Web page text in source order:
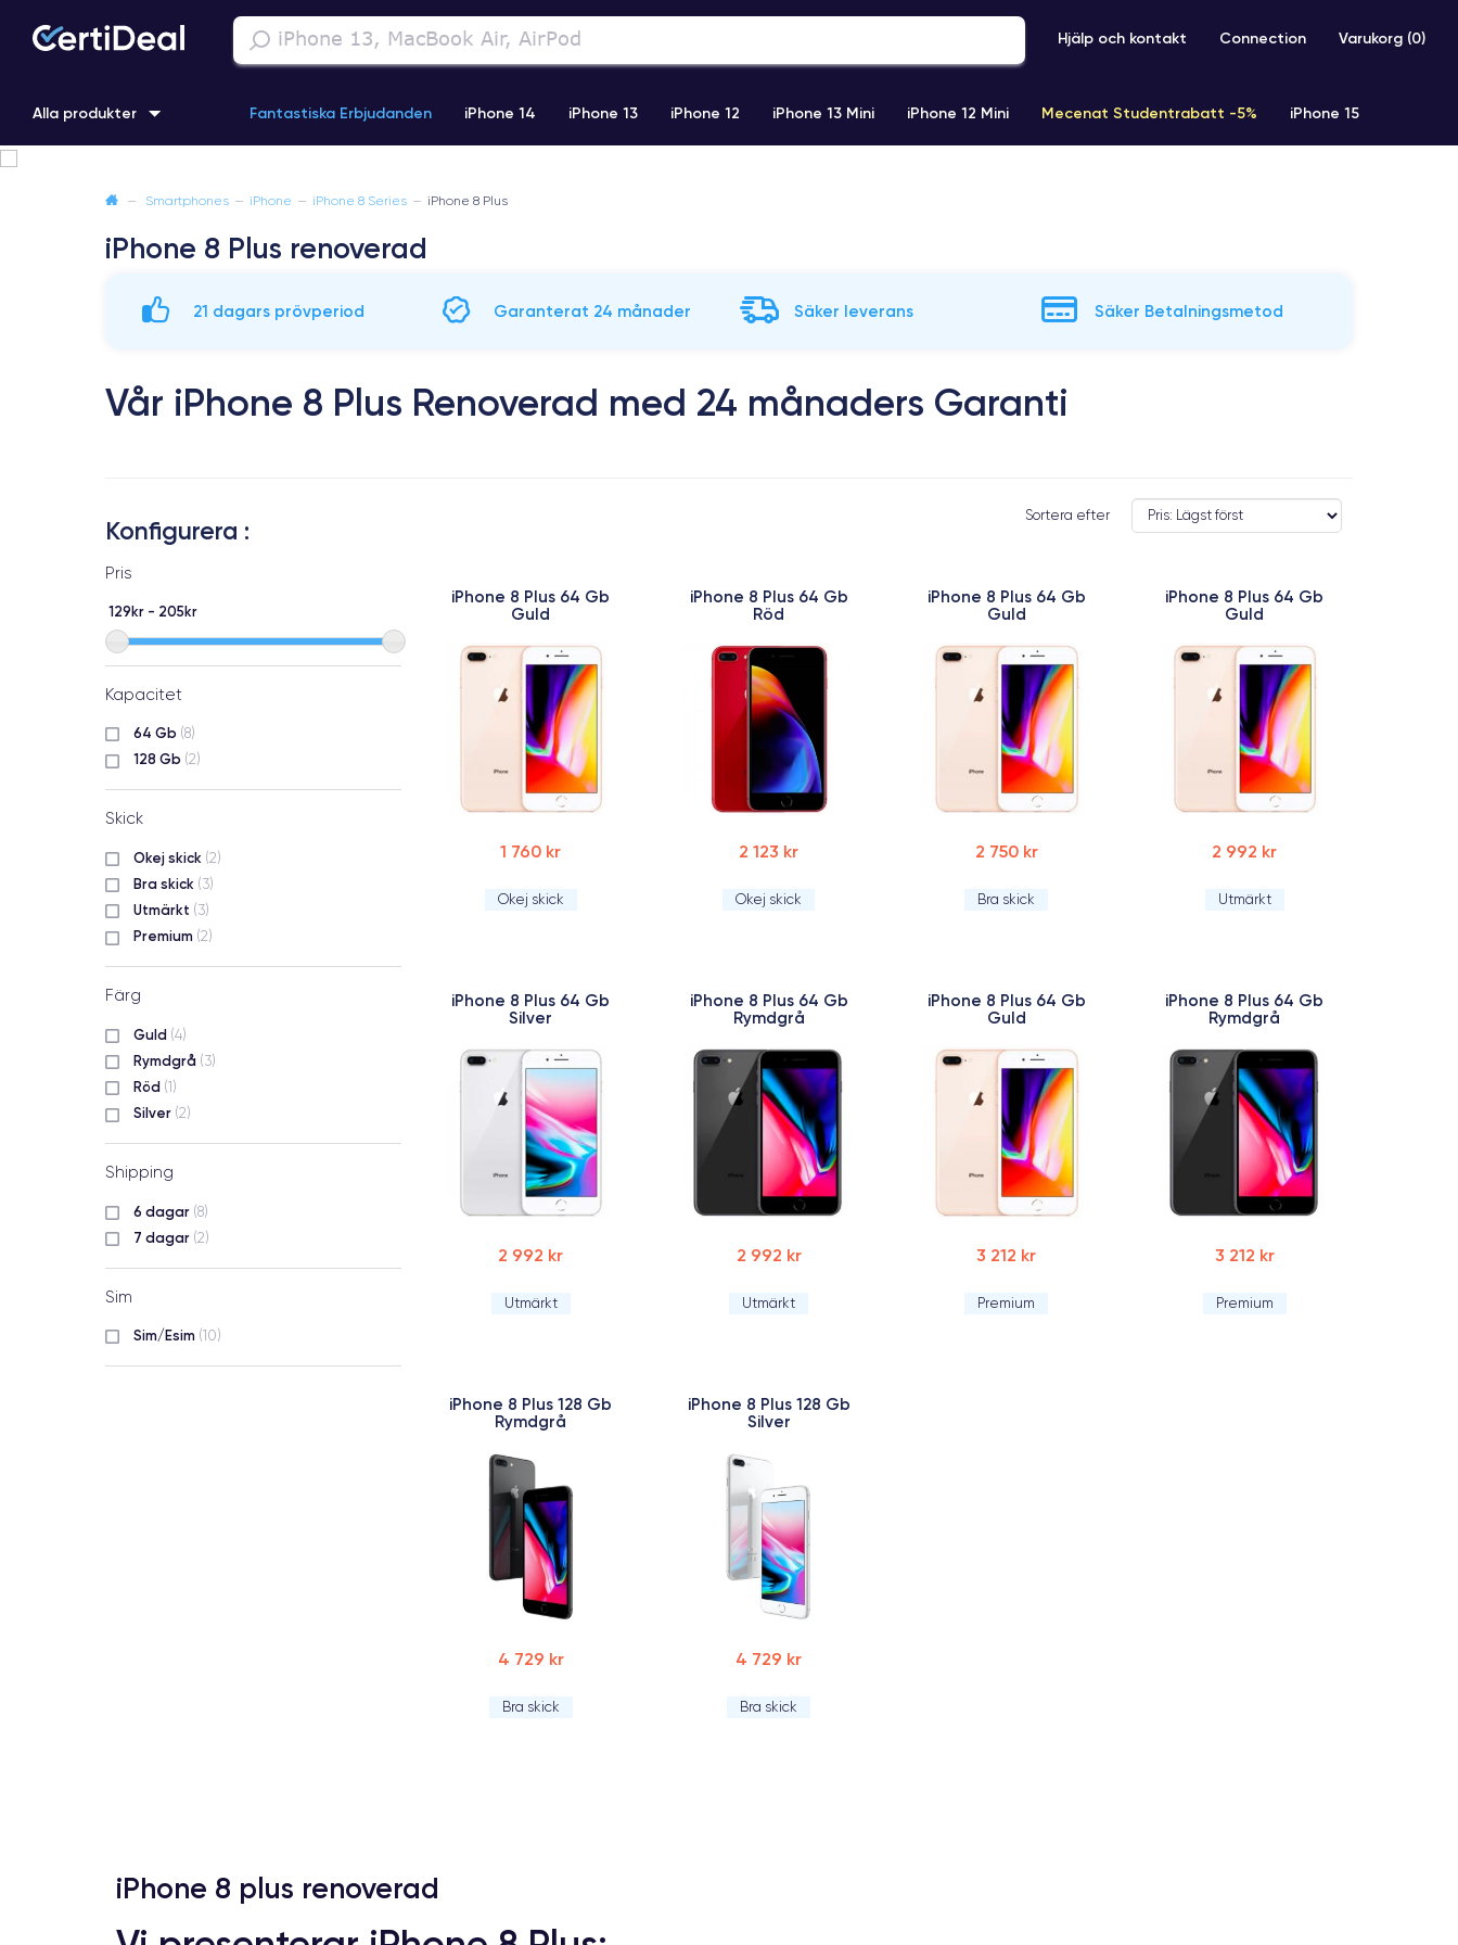
Hjälp och kontakt Connection Varukorg (0)
Alla produkter Fantastiska Erbjudanden iPhone 14 iPhone 13 iPhone 12 iPhone 13 Mini iPhone 12 Mini Mecenat Studentrabatt -5% iPhone 15
iPhone 11 Pro iPhone 15 Pro
— Smartphones — iPhone — iPhone 8 Series — iPhone 8 Plus
iPhone 8 Plus renoverad
21 dagars prövperiod Garanterat 24 månader Säker leverans Säker Betalningsmetod
Vår iPhone 8 Plus Renoverad med 24 månaders Garanti
Konfigurera :
Pris
129kr - 205kr
Kapacitet
64 Gb (8)
128 Gb (2)
Skick
Okej skick (2)
Bra skick (3)
Utmärkt (3)
Premium (2)
Färg
Guld (4)
Rymdgrå (3)
Röd (1)
Silver (2)
Shipping
6 dagar (8)
7 dagar (2)
Sim
Sim/Esim (10)
Sortera efter
iPhone 8 Plus 64 Gb
Guld
1 760 kr
Okej skick
iPhone 8 Plus 64 Gb
Röd
2 123 kr
Okej skick
iPhone 8 Plus 64 Gb
Guld
2 750 kr
Bra skick
iPhone 8 Plus 64 Gb
Guld
2 992 kr
Utmärkt
iPhone 8 Plus 64 Gb
Silver
2 992 kr
Utmärkt
iPhone 8 Plus 64 Gb
Rymdgrå
2 992 kr
Utmärkt
iPhone 8 Plus 64 Gb
Guld
3 212 kr
Premium
iPhone 8 Plus 64 Gb
Rymdgrå
3 212 kr
Premium
iPhone 8 Plus 128 Gb
Rymdgrå
4 729 kr
Bra skick
iPhone 8 Plus 128 Gb
Silver
4 729 kr
Bra skick
iPhone 8 plus renoverad